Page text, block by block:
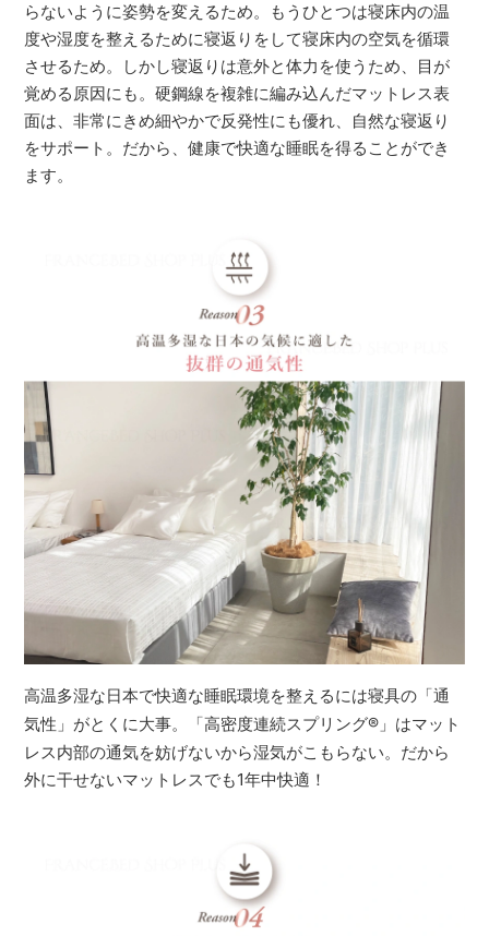
らないように姿勢を変えるため。もうひとつは寝床内の温
度や湿度を整えるために寝返りをして寝床内の空気を循環
させるため。しかし寝返りは意外と体力を使うため、目が
覚める原因にも。硬鋼線を複雑に編み込んだマットレス表
面は、非常にきめ細やかで反発性にも優れ、自然な寝返り
をサポート。だから、健康で快適な睡眠を得ることができ
ます。
高温多湿な日本で快適な睡眠環境を整えるには寝具の「通
気性」がとくに大事。「高密度連続スプリング® 」はマット
レス内部の通気を妨げないから湿気がこもらない。だから
外に干せないマットレスでも1年中快適！